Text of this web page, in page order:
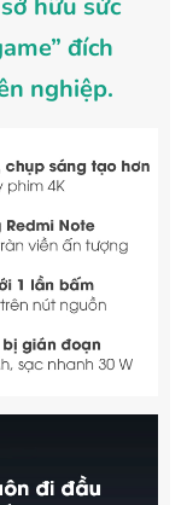
hữu sức
đích
nghiệp.